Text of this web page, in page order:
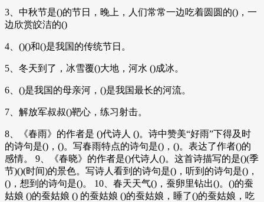
3、中秋节是()的节日，晚上，人们常常一边吃着圆圆的()，一
边欣赏皎洁的()
4、()()和()是我国的传统节日。
5、冬天到了，冰雪覆()大地，河水 ()成冰。
6、()是我国的母亲河，()是我国最长的河流。
7、解放军叔叔()靶心，练习射击。
8、《春雨》的作者是 ()代诗人 ()。诗中赞美“好雨”下得及时
的诗句是()，()。写春雨特点的诗句是()，()。表达了作者()的
感情。 9、《春晓》的作者是()代诗人()。这首诗描写的是()(季
节)()(时间)的景色。写诗人看到的诗句是()，听到的诗句是()，
()，想到的诗句是()。 10、春天天气()，蚕卵里钻出()。()的蚕
姑娘 ()的蚕姑娘 () 的蚕姑娘 ()的蚕姑娘，睡了()的蚕姑娘，吃